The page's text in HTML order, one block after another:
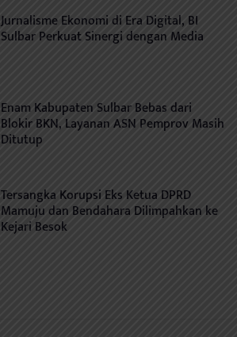
Jurnalisme Ekonomi di Era Digital, BI
Sulbar Perkuat Sinergi dengan Media
Enam Kabupaten Sulbar Bebas dari
Blokir BKN, Layanan ASN Pemprov Masih
Ditutup
Tersangka Korupsi Eks Ketua DPRD
Mamuju dan Bendahara Dilimpahkan ke
Kejari Besok